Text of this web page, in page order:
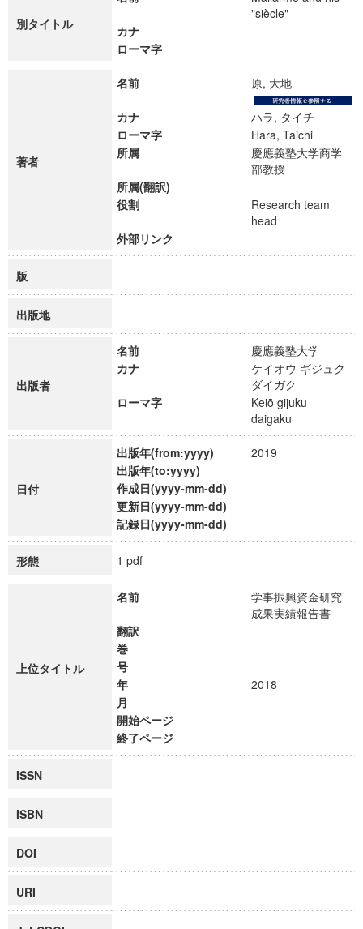
別タイトル
"siècle"
カナ
ローマ字
著者
名前 原, 大地
カナ
ハラ, タイチ
ローマ字
Hara, Taichi
所属
慶應義塾大学商学
部教授
所属(翻訳)
役割
Research team
head
外部リンク
版
出版地
出版者
名前
慶應義塾大学
カナ
ケイオウ ギジュク
ダイガク
ローマ字
Keiō gijuku
daigaku
日付
出版年(from:yyyy)
2019
出版年(to:yyyy)
作成日(yyyy-mm-dd)
更新日(yyyy-mm-dd)
記録日(yyyy-mm-dd)
形態 1 pdf
上位タイトル
名前
学事振興資金研究
成果実績報告書
翻訳
巻
号
年
2018
月
開始ページ
終了ページ
ISSN
ISBN
DOI
URI